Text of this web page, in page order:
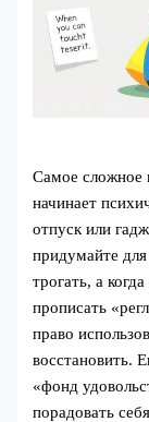
Самое сложное
начинает
отпуск или
придумайте
трогать, а
прописать
право
восстановить.
«фонд
порадовать